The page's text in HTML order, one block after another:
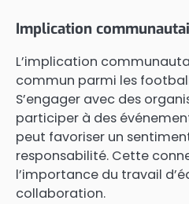
Implication
L’implication
commun parmi les
S’engager avec des
participer à des
peut favoriser un
responsabilité. Cette
l’importance du travail
collaboration.